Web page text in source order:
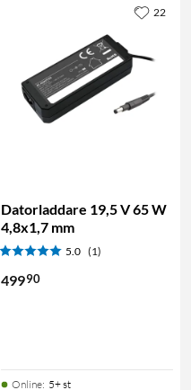
Datorladdare 19,5 V 65 W
4,8x1,7 mm
5.0 (1)
49990
Online: 5+ st
22